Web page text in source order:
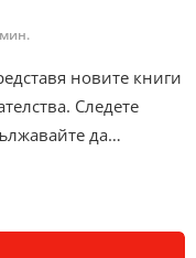
новите книги
Следете
да…